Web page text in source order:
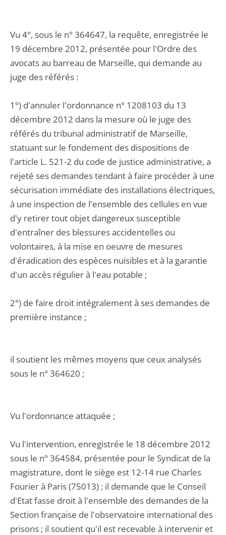
Vu 4°, sous le n° 364647, la requête, enregistrée le
19 décembre 2012, présentée pour l'Ordre des
avocats au barreau de Marseille, qui demande au
juge des référés :
1°) d'annuler l'ordonnance n° 1208103 du 13
décembre 2012 dans la mesure où le juge des
référés du tribunal administratif de Marseille,
statuant sur le fondement des dispositions de
l'article L. 521-2 du code de justice administrative, a
rejeté ses demandes tendant à faire procéder à une
sécurisation immédiate des installations électriques,
à une inspection de l'ensemble des cellules en vue
d'y retirer tout objet dangereux susceptible
d'entraîner des blessures accidentelles ou
volontaires, à la mise en oeuvre de mesures
d'éradication des espèces nuisibles et à la garantie
d'un accès régulier à l'eau potable ;
2°) de faire droit intégralement à ses demandes de
première instance ;
il soutient les mêmes moyens que ceux analysés
sous le n° 364620 ;
Vu l'ordonnance attaquée ;
Vu l'intervention, enregistrée le 18 décembre 2012
sous le n° 364584, présentée pour le Syndicat de la
magistrature, dont le siège est 12-14 rue Charles
Fourier à Paris (75013) ; il demande que le Conseil
d'Etat fasse droit à l'ensemble des demandes de la
Section française de l'observatoire international des
prisons ; il soutient qu'il est recevable à intervenir et